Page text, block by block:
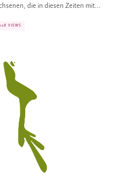
die in diesen Zeiten mit...
108 VIEWS